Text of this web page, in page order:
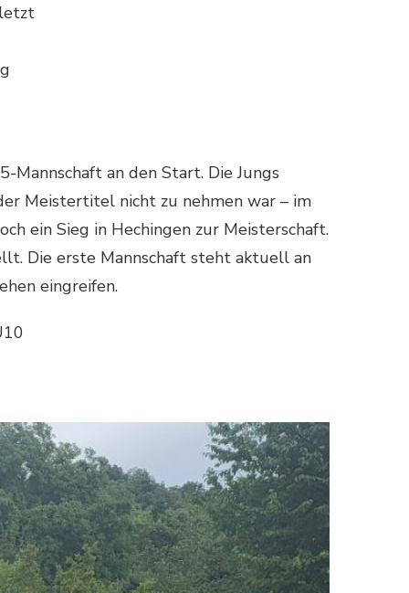
an den Start. Die Jungs
Meistertitel nicht zu nehmen war – im
ein Sieg in Hechingen zur Meisterschaft.
Die erste Mannschaft steht aktuell an
eingreifen.